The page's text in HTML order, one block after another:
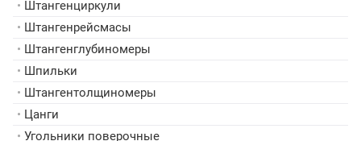
• Штангенциркули
• Штангенрейсмасы
• Штангенглубиномеры
• Шпильки
• Штангентолщиномеры
• Цанги
• Угольники поверочные